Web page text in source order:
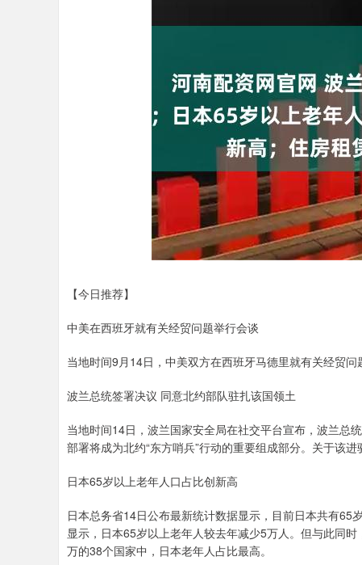
【今日推荐】
中美在西班牙就有关经贸问题举行会谈
当地时间9月14日，中美双方在西班牙马德里就有关经贸问
波兰总统签署决议 同意北约部队驻扎该国领土
当地时间14日，波兰国家安全局在社交平台宣布，波兰总
部署将成为北约“东方哨兵”行动的重要组成部分。关于该
日本65岁以上老年人口占比创新高
日本总务省14日公布最新统计数据显示，目前日本共有
显示，日本65岁以上老年人较去年减少5万人。但与此同
万的38个国家中，日本老年人占比最高。